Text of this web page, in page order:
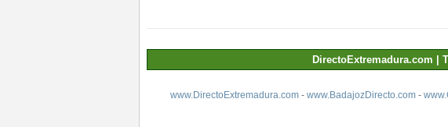
DirectoExtremadura.com |
www.DirectoExtremadura.com- www.BadajozDirecto.com-